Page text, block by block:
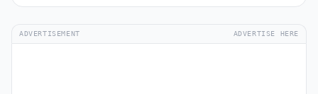
ADVERTISEMENT ADVERTISE HERE